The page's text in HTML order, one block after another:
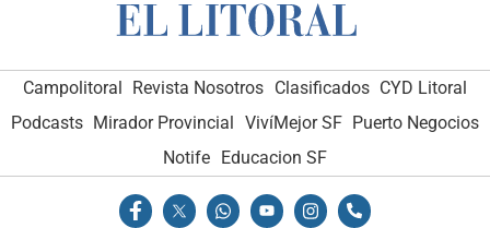
Campolitoral Revista Nosotros Clasificados CYD Litoral
Podcasts Mirador Provincial VivíMejor SF Puerto Negocios
Notife
Educacion SF